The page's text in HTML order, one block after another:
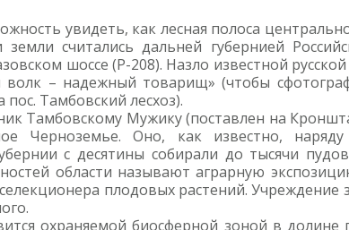
увидеть, как лесная полоса
считались дальней губернией
шоссе (Р-208). Назло известной
волк – надежный товарищ» (чтобы
Тамбовский лесхоз).
Тамбовскому Мужику (поставлен на
Черноземье. Оно, как известно,
с десятины собирали до тысячи
области называют аграрную
плодовых растений. Учреждение
охраняемой биосферной зоной в